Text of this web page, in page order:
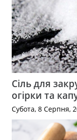
Сіль для
огірки та
Субота, 8 Серпня,